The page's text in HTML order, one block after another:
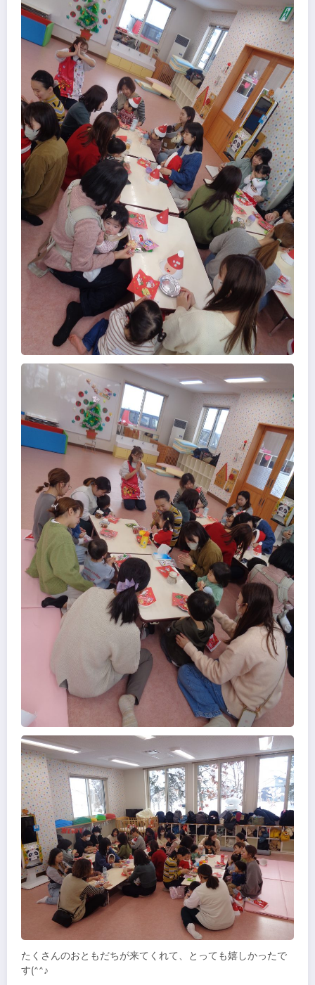
たくさんのおともだちが来てくれて、とっても嬉しかったで
す(^^♪